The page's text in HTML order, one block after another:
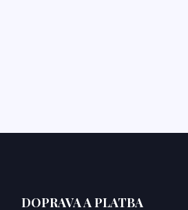
DOPRAVA A PLATBA